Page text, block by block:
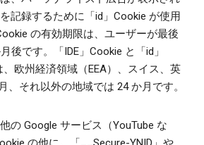
記録するために「id」Cookie が使用
の有効期限は、ユーザーが最後
後です。「IDE」Cookie と「id」
欧州経済領域（EEA）、スイス、英
、それ以外の地域では 24 か月です。
の Google サービス（YouTube な